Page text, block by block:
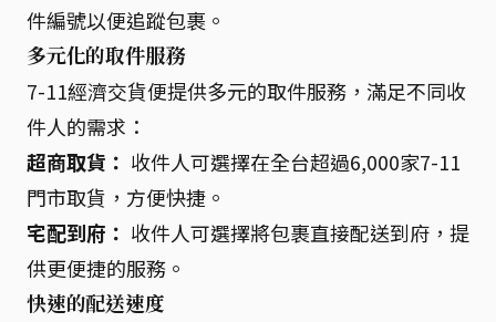
件編號以便追蹤包裹。
多元化的取件服務
7-11經濟交貨便提供多元的取件服務，滿足不同收
件人的需求：
超商取貨： 收件人可選擇在全台超過6,000家7-11
門市取貨，方便快捷。
宅配到府： 收件人可選擇將包裹直接配送到府，提
供更便捷的服務。
快速的配送速度